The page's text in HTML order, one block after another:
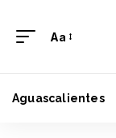
Aa
Aguascalientes